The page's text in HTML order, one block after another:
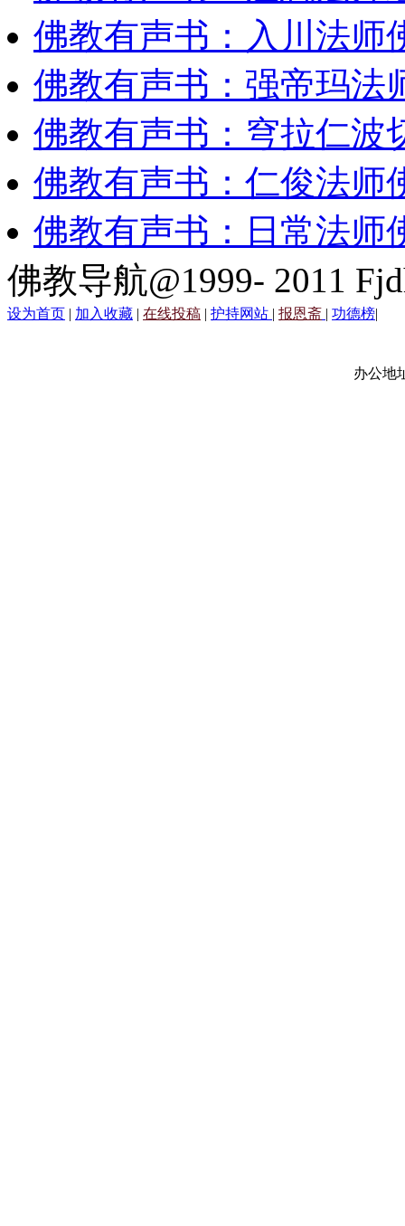
佛教有声书：入川法师
佛教有声书：强帝玛法
佛教有声书：穹拉仁波
佛教有声书：仁俊法师
佛教有声书：日常法师
佛教导航@1999- 2011
设为首页 | 加入收藏 | 在线投稿 | 护持网站 | 报恩斋 | 功德榜|
办公地